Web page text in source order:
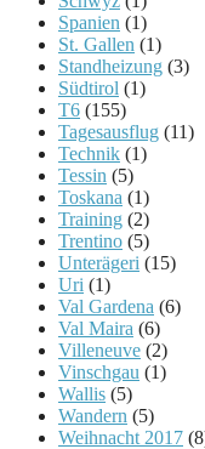
Spanien (1)
St. Gallen (1)
Standheizung (3)
Südtirol (1)
T6 (155)
Tagesausflug (11)
Technik (1)
Tessin (5)
Toskana (1)
Training (2)
Trentino (5)
Unterägeri (15)
Uri (1)
Val Gardena (6)
Val Maira (6)
Villeneuve (2)
Vinschgau (1)
Wallis (5)
Wandern (5)
Weihnacht 2017